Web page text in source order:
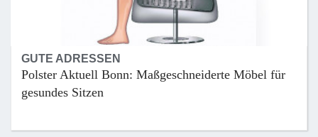
GUTE ADRESSEN
Polster Aktuell Bonn: Maßgeschneiderte Möbel für
gesundes Sitzen